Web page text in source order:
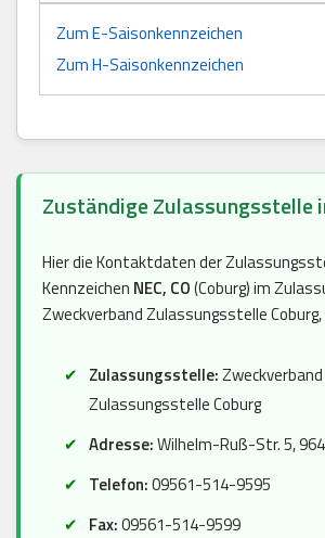
Zum E-Saisonkennzeichen
Zum H-Saisonkennzeichen
Zuständige Zulassungsstelle
Hier die Kontaktdaten der
Kennzeichen NEC, CO(Coburg) im
Zweckverband Zulassungsstelle Coburg,
Zulassungsstelle:Zweckverband
Zulassungsstelle Coburg
Adresse:Wilhelm-Ruß-Str. 5,
Telefon:09561-514-9595
Fax:09561-514-9599